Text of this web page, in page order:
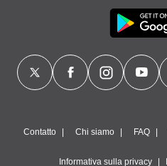
Contatto Chi siamo FAQ
Informativa sulla privacy